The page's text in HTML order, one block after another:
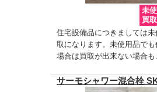
未
買
住宅設備品につきましては
取になります。未使用品で
場合は買取が出来ない場合も
サーモシャワー混合栓